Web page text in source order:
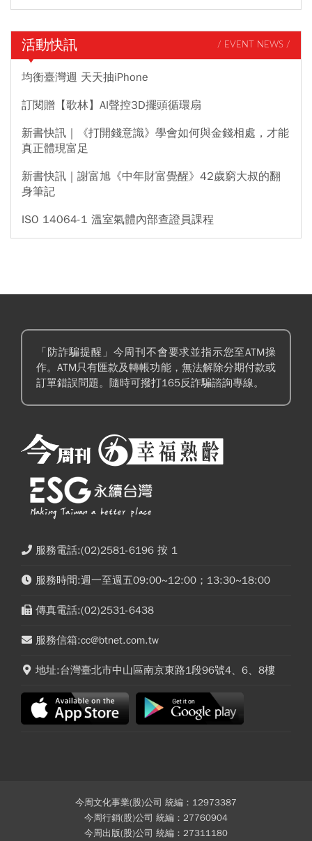
活動快訊 / EVENT NEWS /
均衡臺灣週 天天抽iPhone
訂閱贈【歌林】AI聲控3D擺頭循環扇
新書快訊｜《打開錢意識》學會如何與金錢相處，才能
真正體現富足
新書快訊｜謝富旭《中年財富覺醒》42歲窮大叔的翻
身筆記
ISO 14064-1 溫室氣體內部查證員課程
「防詐騙提醒」今周刊不會要求並指示您至ATM操
作。ATM只有匯款及轉帳功能，無法解除分期付款或
訂單錯誤問題。隨時可撥打165反詐騙諮詢專線。
服務電話:(02)2581-6196 按 1
服務時間:週一至週五09:00~12:00；13:30~18:00
傳真電話:(02)2531-6438
服務信箱:cc@btnet.com.tw
地址:台灣臺北市中山區南京東路1段96號4、6、8樓
今周文化事業(股)公司 統編：12973387
今周行銷(股)公司 統編：27760904
今周出版(股)公司 統編：27311180